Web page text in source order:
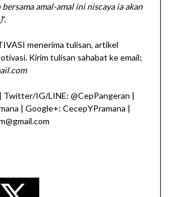
bersama amal-amal ini niscaya ia akan
”.
menerima tulisan, artikel
Kirim tulisan sahabat ke email;
| Twitter/IG/LINE: @CepPangeran |
| Google+: CecepYPramana |